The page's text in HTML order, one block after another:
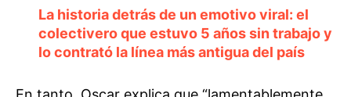
La historia detrás de un emotivo viral: el
colectivero que estuvo 5 años sin trabajo y
lo contrató la línea más antigua del país